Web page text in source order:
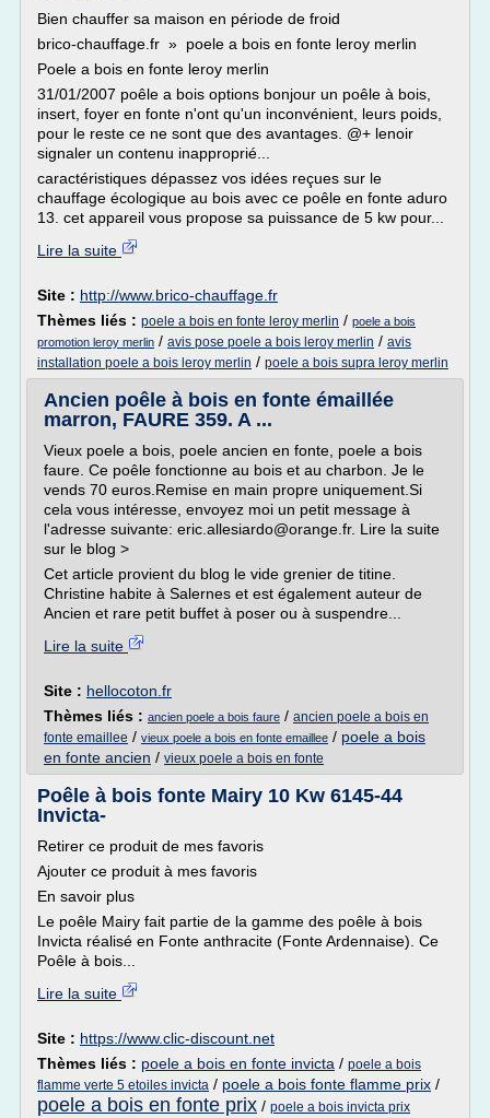
Bien chauffer sa maison en période de froid
brico-chauffage.fr » poele a bois en fonte leroy merlin
Poele a bois en fonte leroy merlin
31/01/2007 poêle a bois options bonjour un poêle à bois,
insert, foyer en fonte n'ont qu'un inconvénient, leurs poids,
pour le reste ce ne sont que des avantages. @+ lenoir
signaler un contenu inapproprié...
caractéristiques dépassez vos idées reçues sur le
chauffage écologique au bois avec ce poêle en fonte aduro
13. cet appareil vous propose sa puissance de 5 kw pour...
Lire la suite
Site : http://www.brico-chauffage.fr
Thèmes liés : poele a bois en fonte leroy merlin / poele a bois
promotion leroy merlin / avis pose poele a bois leroy merlin / avis
installation poele a bois leroy merlin / poele a bois supra leroy merlin
Ancien poêle à bois en fonte émaillée
marron, FAURE 359. A ...
Vieux poele a bois, poele ancien en fonte, poele a bois
faure. Ce poêle fonctionne au bois et au charbon. Je le
vends 70 euros.Remise en main propre uniquement.Si
cela vous intéresse, envoyez moi un petit message à
l'adresse suivante: eric.allesiardo@orange.fr. Lire la suite
sur le blog >
Cet article provient du blog le vide grenier de titine.
Christine habite à Salernes et est également auteur de
Ancien et rare petit buffet à poser ou à suspendre...
Lire la suite
Site : hellocoton.fr
Thèmes liés : ancien poele a bois faure / ancien poele a bois en
fonte emaillee / vieux poele a bois en fonte emaillee / poele a bois
en fonte ancien / vieux poele a bois en fonte
Poêle à bois fonte Mairy 10 Kw 6145-44
Invicta-
Retirer ce produit de mes favoris
Ajouter ce produit à mes favoris
En savoir plus
Le poêle Mairy fait partie de la gamme des poêle à bois
Invicta réalisé en Fonte anthracite (Fonte Ardennaise). Ce
Poêle à bois...
Lire la suite
Site : https://www.clic-discount.net
Thèmes liés : poele a bois en fonte invicta / poele a bois
flamme verte 5 etoiles invicta / poele a bois fonte flamme prix /
poele a bois en fonte prix / poele a bois invicta prix